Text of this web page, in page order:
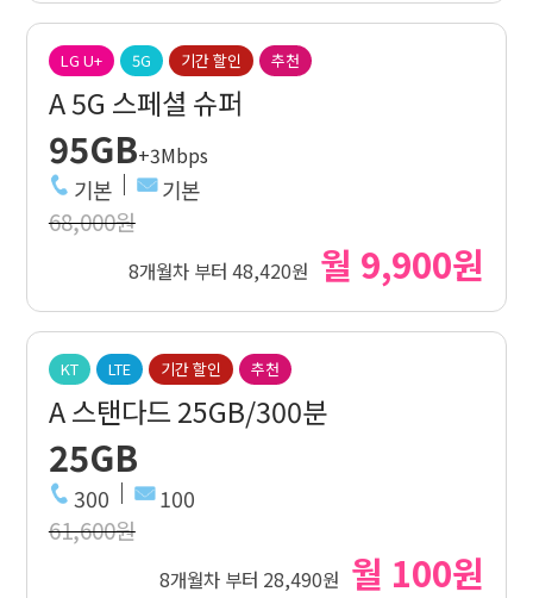
LG U+ 5G 기간 할인 추천
A 5G 스페셜 슈퍼
95GB+3Mbps
기본 기본
68,000원
8개월차 부터 48,420원 월 9,900원
KT LTE 기간 할인 추천
A 스탠다드 25GB/300분
25GB
300 100
61,600원
8개월차 부터 28,490원 월 100원